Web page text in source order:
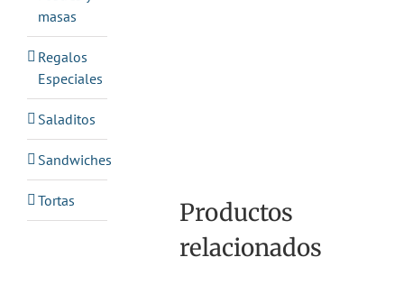
Productos
relacionados
masas
Regalos
Especiales
Saladitos
Sandwiches
Tortas